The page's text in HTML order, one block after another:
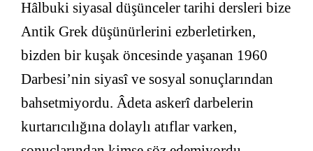
Hâlbuki siyasal düşünceler tarihi dersleri bize
Antik Grek düşünürlerini ezberletirken,
bizden bir kuşak öncesinde yaşanan 1960
Darbesi’nin siyasî ve sosyal sonuçlarından
bahsetmiyordu. Âdeta askerî darbelerin
kurtarıcılığına dolaylı atıflar varken,